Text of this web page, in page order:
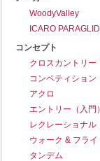
WoodyValley
ICARO
コンセプト
クロスカントリー
コンペティション
アクロ
エントリー（入門）
レクレーショナル
ウォーク & フライ
タンデム